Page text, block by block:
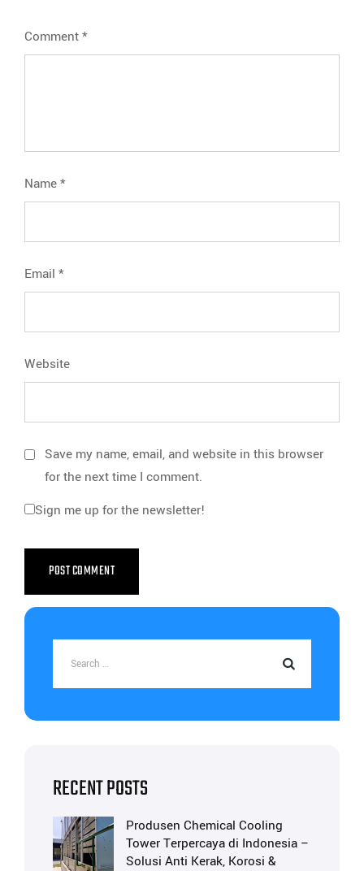
Comment*
Name*
Email *
Website
Save my name, email, and website in this browser
for the next time I comment.
Sign me up for the newsletter!
RECENT POSTS
Produsen Chemical Cooling
Tower Terpercaya di Indonesia –
Solusi Anti Kerak, Korosi &